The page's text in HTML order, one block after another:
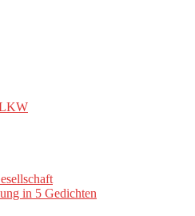
in 5 Gedichten